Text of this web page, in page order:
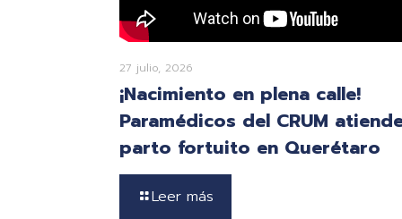
27 julio, 2026
¡Nacimiento en plena calle!
Paramédicos del CRUM
parto fortuito en Querétaro
Leer más